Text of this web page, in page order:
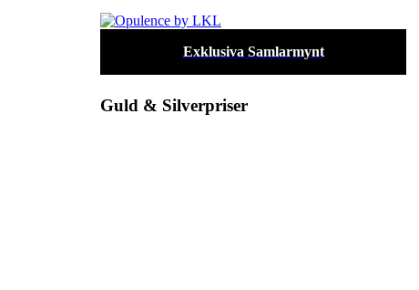
Exklusiva Samlarmynt
Guld & Silverpriser